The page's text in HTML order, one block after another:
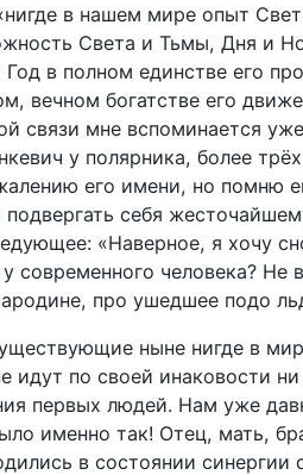
в нашем мире опыт
Света и Тьмы, Дня и
в полном единстве его
вечном богатстве его
связи мне вспоминается
у полярника, более
его имени, но помню
подвергать себя
«Наверное, я хочу
современного человека? Не
про ушедшее подо
ныне нигде в
идут по своей инаковости
первых людей. Нам уже
именно так! Отец, мать,
в состоянии